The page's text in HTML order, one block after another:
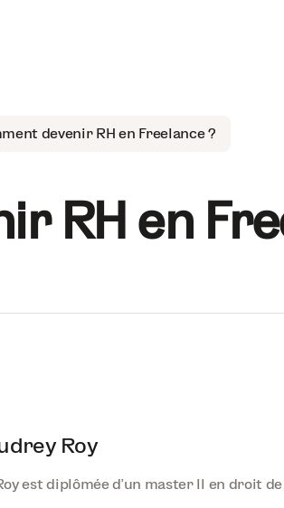
devenir RH en Freelance ?
RH en
Roy
est diplômée d'un master II en droit